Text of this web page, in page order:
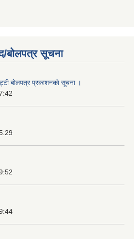
बोलपत्र सूचना
बाेलपत्र प्रकाशनकाे सूचना ।